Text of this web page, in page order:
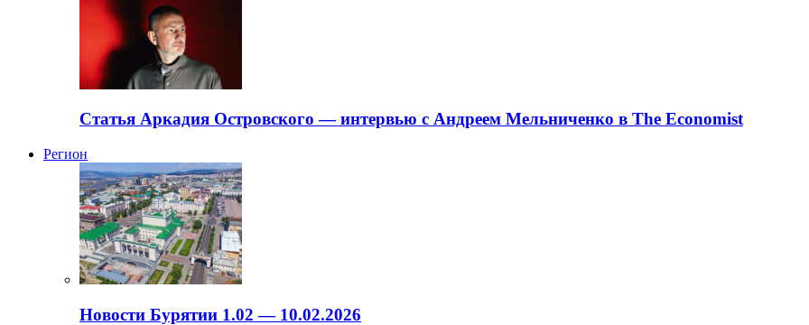
Статья Аркадия Островского — интервью с Андреем Мельниченко в The Economist
Регион
Новости Бурятии 1.02 — 10.02.2026